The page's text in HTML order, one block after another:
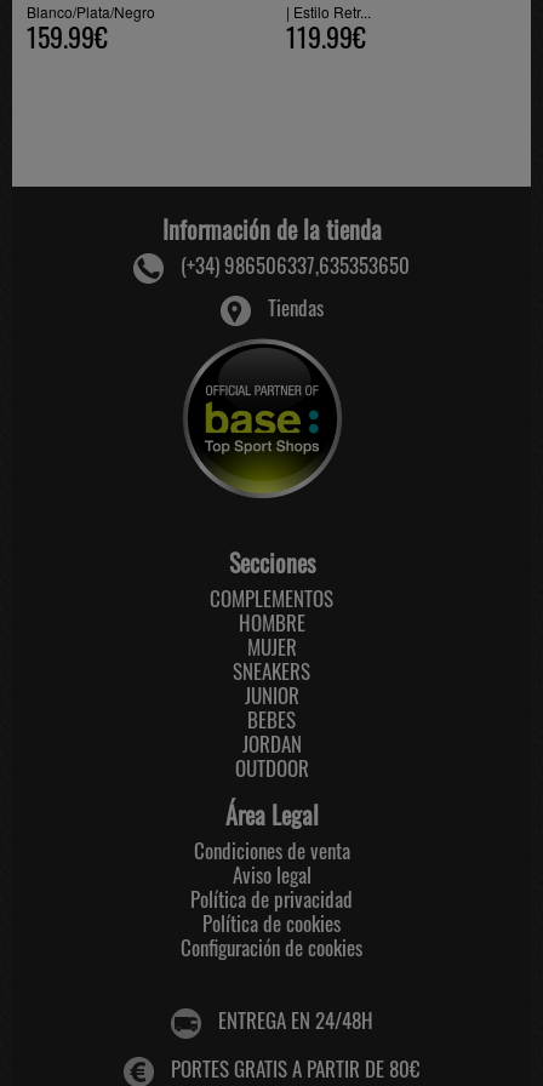
Blanco/Plata/Negro
159.99€
| Estilo Retr...
119.99€
Información de la tienda
(+34) 986506337,635353650
Tiendas
Secciones
COMPLEMENTOS
HOMBRE
MUJER
SNEAKERS
JUNIOR
BEBES
JORDAN
OUTDOOR
Área Legal
Condiciones de venta
Aviso legal
Política de privacidad
Política de cookies
Configuración de cookies
ENTREGA EN 24/48H
PORTES GRATIS A PARTIR DE 80€